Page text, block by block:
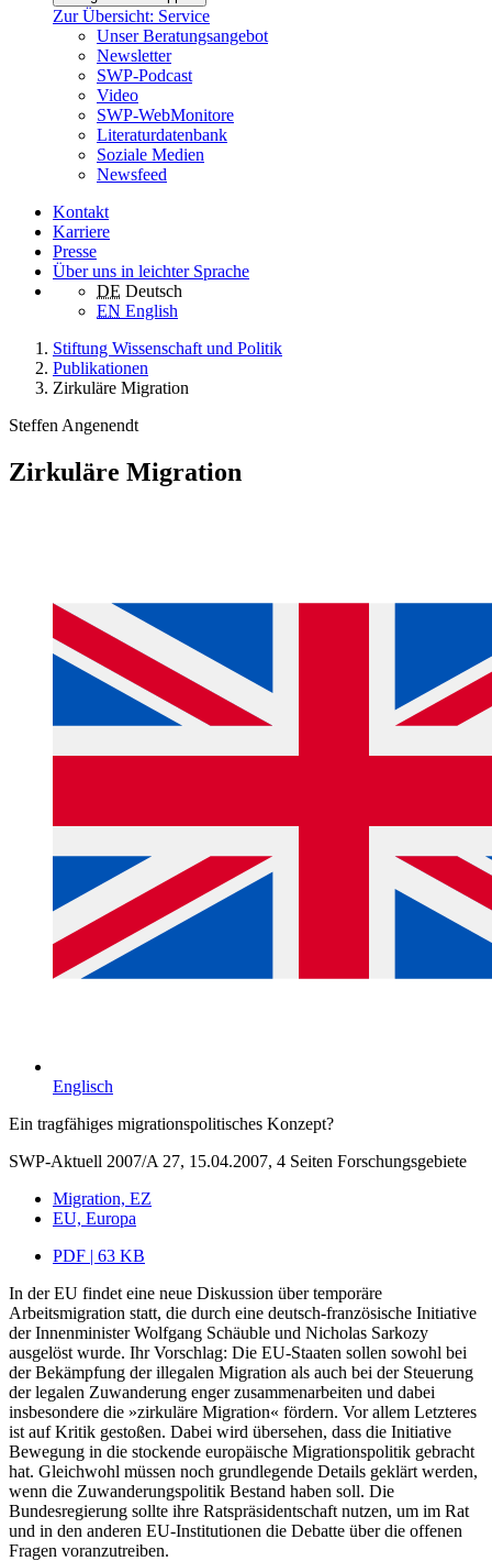
Zur Übersicht: Service
Unser Beratungsangebot
Newsletter
SWP-Podcast
Video
SWP-WebMonitore
Literaturdatenbank
Soziale Medien
Newsfeed
Kontakt
Karriere
Presse
Über uns in leichter Sprache
DE Deutsch
EN English
Stiftung Wissenschaft und Politik
Publikationen
Zirkuläre Migration
Steffen Angenendt
Zirkuläre Migration
Englisch
Ein tragfähiges migrationspolitisches Konzept?
SWP-Aktuell 2007/A 27, 15.04.2007, 4 Seiten Forschungsgebiete
Migration, EZ
EU, Europa
PDF | 63 KB
In der EU findet eine neue Diskussion über temporäre
Arbeitsmigration statt, die durch eine deutsch-französische Initiative
der Innenminister Wolfgang Schäuble und Nicholas Sarkozy
ausgelöst wurde. Ihr Vorschlag: Die EU-Staaten sollen sowohl bei
der Bekämpfung der illegalen Migration als auch bei der Steuerung
der legalen Zuwanderung enger zusammenarbeiten und dabei
insbesondere die »zirkuläre Migration« fördern. Vor allem Letzteres
ist auf Kritik gestoßen. Dabei wird übersehen, dass die Initiative
Bewegung in die stockende europäische Migrationspolitik gebracht
hat. Gleichwohl müssen noch grundlegende Details geklärt werden,
wenn die Zuwanderungspolitik Bestand haben soll. Die
Bundesregierung sollte ihre Ratspräsidentschaft nutzen, um im Rat
und in den anderen EU-Institutionen die Debatte über die offenen
Fragen voranzutreiben.